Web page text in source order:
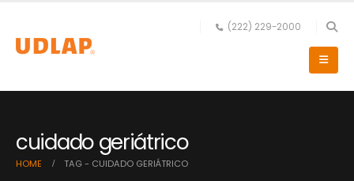
(222) 229-2000
cuidado geriátrico
HOME TAG - CUIDADO GERIÁTRICO